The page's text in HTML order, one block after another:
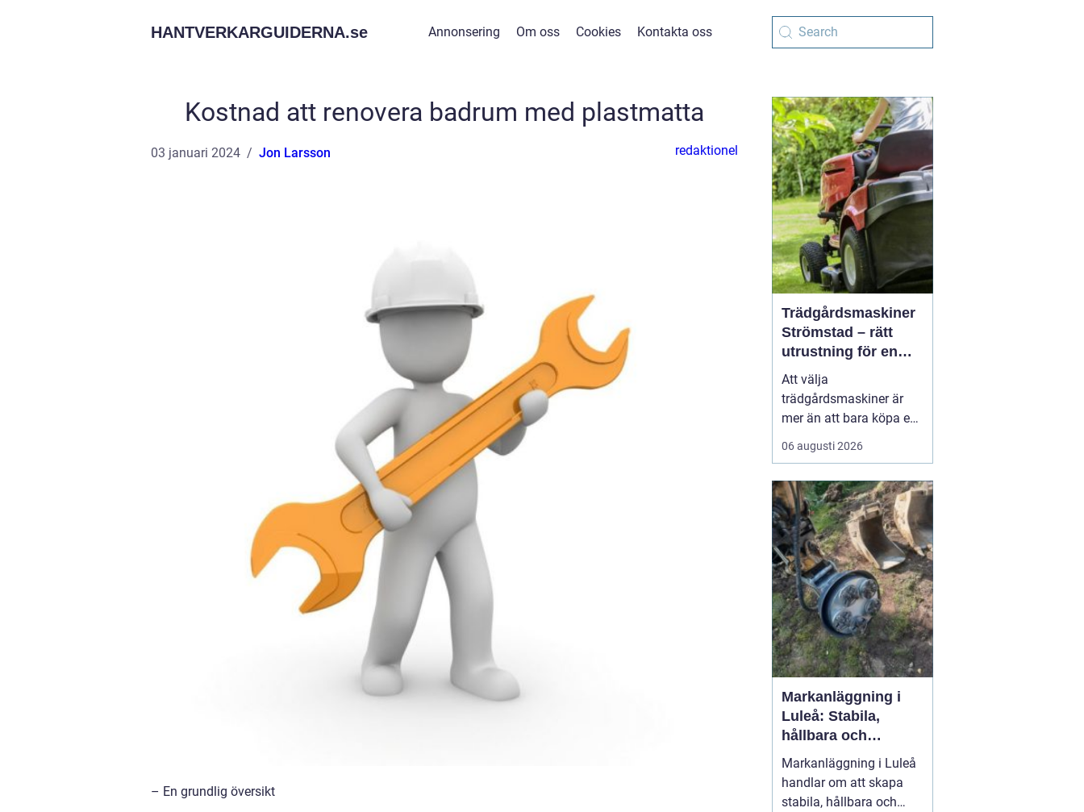
HANTVERKARGUIDERNA.se Annonsering Om oss Cookies Kontakta oss
Kostnad att renovera badrum med plastmatta
03 januari 2024 Jon Larsson redaktionel
– En grundlig översikt
Trädgårdsmaskiner
Strömstad – rätt
utrustning för en
effektiv och hållbar
trädgård
Att välja
trädgårdsmaskiner är
mer än att bara köpa en
gräsklippare eller en
trimmer. För den som
med kustklimat,
kuperade tomter och
mycket sten, spelar
lokala förhålland...
06 augusti 2026
Markanläggning i
Luleå: Stabila,
hållbara och
funktionella ytor
Markanläggning i Luleå
handlar om att skapa
stabila, hållbara och